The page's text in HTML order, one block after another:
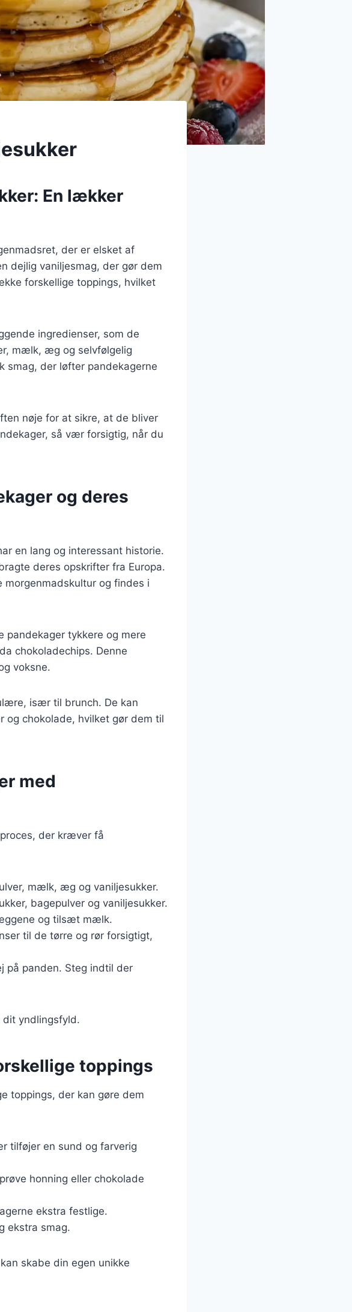
En lækker
der er elsket af
dejlig vaniljesmag, der gør dem
forskellige toppings, hvilket
ingredienser, som de
mælk, æg og selvfølgelig
smag, der løfter pandekagerne
nøje for at sikre, at de bliver
så vær forsigtig, når du
og deres
en lang og interessant historie.
deres opskrifter fra Europa.
og findes i
pandekager tykkere og mere
chokoladechips. Denne
voksne.
især til brunch. De kan
chokolade, hvilket gør dem til
med
der kræver få
mælk, æg og vaniljesukker.
bagepulver og vaniljesukker.
og tilsæt mælk.
til de tørre og rør forsigtigt,
på panden. Steg indtil der
yndlingsfyld.
toppings
toppings, der kan gøre dem
tilføjer en sund og farverig
honning eller chokolade
ekstra festlige.
ekstra smag.
skabe din egen unikke